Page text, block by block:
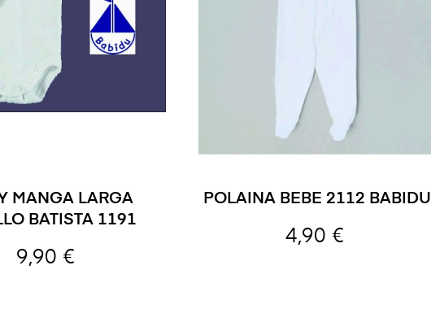
MANGA LARGA
BATISTA 1191
9,90 €
POLAINA BEBE 2112 BABIDU
4,90 €